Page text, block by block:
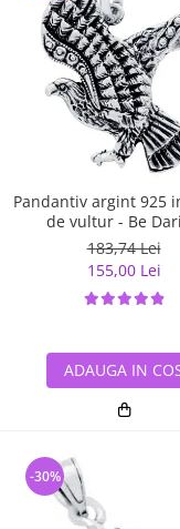
Pandantiv argint 925
de vultur - Be
183,74 Lei
155,00 Lei
ADAUGA IN
-30%